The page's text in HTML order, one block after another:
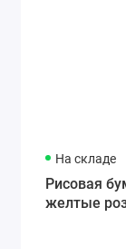
На складе
Рисовая
желтые